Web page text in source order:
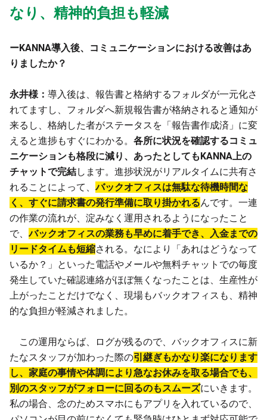
なり、精神的負担も軽減
ーKANNA導入後、コミュニケーションにおける改善はあ
りましたか？
永井様： 導入後は、報告書と格納するフォルダが一元化さ
れてますし、フォルダへ新規報告書が格納されると通知が
来るし、格納した者がステータスを「報告書作成済」に変
えると進捗もすぐにわかる。 各所に状況を確認するコミュ
ニケーションも格段に減り、あったとしてもKANNA上の
チャットで完結します。進捗状況がリアルタイムに共有さ
れることによって、バックオフィスは無駄な待機時間な
く、すぐに請求書の発行準備に取り掛かれるんです。一連
の作業の流れが、淀みなく運用されるようになったこと
で、バックオフィスの業務も早めに着手でき、入金までの
リードタイムも短縮される。なにより「あれはどうなって
いるか？」といった電話やメールや無料チャットでの毎度
発生していた確認連絡がほぼ無くなったことは、生産性が
上がったことだけでなく、現場もバックオフィスも、精神
的な負担が軽減されました。
この運用ならば、ログが残るので、バックオフィスに新
たなスタッフが加わった際の引継ぎもかなり楽になります
し、家庭の事情や体調により急なお休みを取る場合でも、
別のスタッフがフォローに回るのもスムーズにいきます。
私の場合、念のためスマホにもアプリを入れているので、